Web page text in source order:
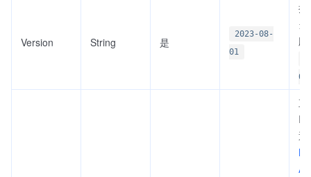
Version String 是
2023-08-
01
接
01
直
通